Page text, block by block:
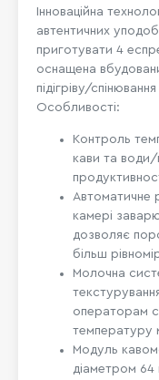
Інноваційна
автентичних
приготувати 4
оснащена
підігріву/
Особливості:
Контроль
кави та води/
Автоматичне
камері
дозволяє
більш
Молочна
операторам
температуру
Модуль
діаметром 64